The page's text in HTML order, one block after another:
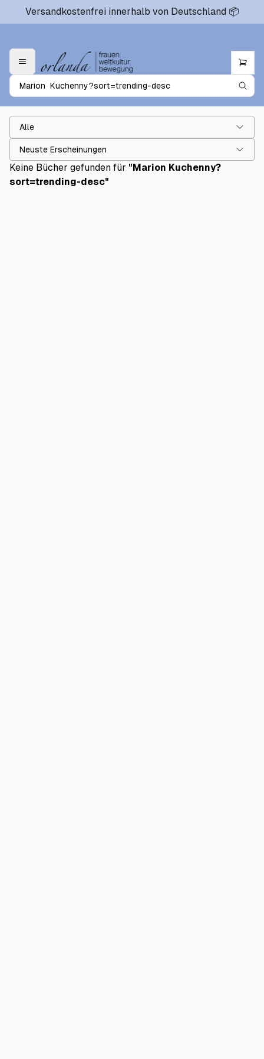
Versandkostenfrei innerhalb von Deutschland 📦
Alle
Keine Bücher gefunden für "Marion Kuchenny?
sort=trending-desc"
Neuste Erscheinungen